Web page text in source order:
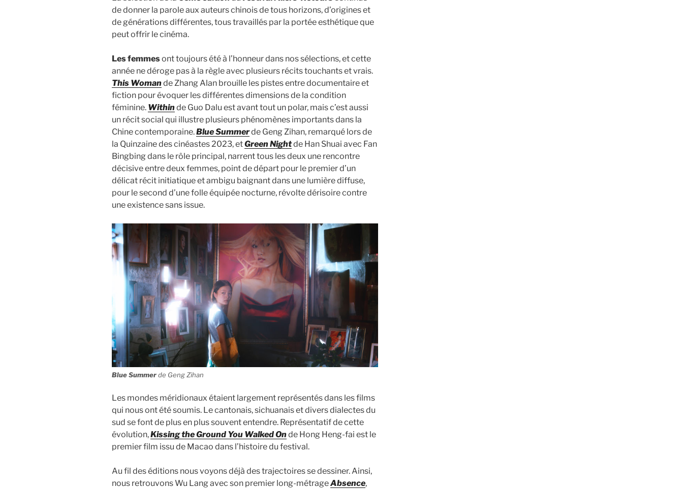
de donner la parole aux auteurs chinois de tous horizons, d’origines et
de générations différentes, tous travaillés par la portée esthétique que
peut offrir le cinéma.
Les femmesont toujours été à l’honneur dans nos sélections, et cette
année ne déroge pas à la règle avec plusieurs récits touchants et vrais.
This Womande Zhang Alan brouille les pistes entre documentaire et
fiction pour évoquer les différentes dimensions de la condition
féminine. Withinde Guo Dalu est avant tout un polar, mais c’est aussi
un récit social qui illustre plusieurs phénomènes importants dans la
Chine contemporaine.Blue Summerde Geng Zihan, remarqué lors de
la Quinzaine des cinéastes 2023, etGreen Nightde Han Shuai avec Fan
Bingbing dans le rôle principal, narrent tous les deux une rencontre
décisive entre deux femmes, point de départ pour le premier d’un
délicat récit initiatique et ambigu baignant dans une lumière diffuse,
pour le second d’une folle équipée nocturne, révolte dérisoire contre
une existence sans issue.
Blue Summerde Geng Zihan
Les mondes méridionaux étaient largement représentés dans les films
qui nous ont été soumis. Le cantonais, sichuanais et divers dialectes du
sud se font de plus en plus souvent entendre. Représentatif de cette
évolution,Kissing the Ground You Walked Onde Hong Heng-fai est le
premier film issu de Macao dans l’histoire du festival.
Au fil des éditions nous voyons déjà des trajectoires se dessiner. Ainsi,
nous retrouvons Wu Lang avec son premier long-métrageAbsence,